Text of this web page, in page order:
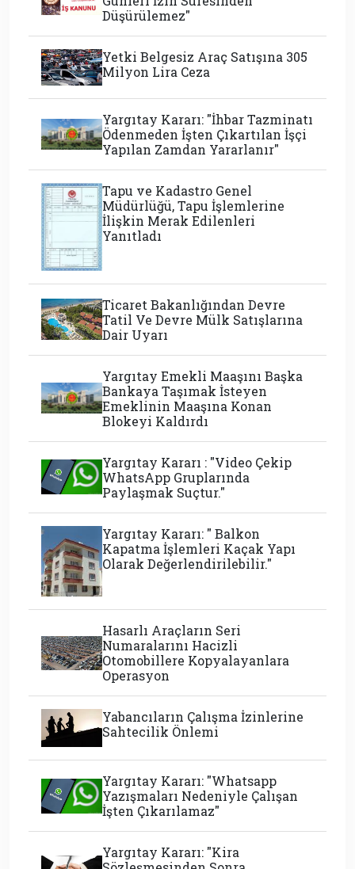
Düşürülemez"
Yetki Belgesiz Araç Satışına 305
Milyon Lira Ceza
Yargıtay Kararı: "İhbar Tazminatı
Ödenmeden İşten Çıkartılan İşçi
Yapılan Zamdan Yararlanır"
Tapu ve Kadastro Genel
Müdürlüğü, Tapu İşlemlerine
İlişkin Merak Edilenleri
Yanıtladı
Ticaret Bakanlığından Devre
Tatil Ve Devre Mülk Satışlarına
Dair Uyarı
Yargıtay Emekli Maaşını Başka
Bankaya Taşımak İsteyen
Emeklinin Maaşına Konan
Blokeyi Kaldırdı
Yargıtay Kararı : "Video Çekip
WhatsApp Gruplarında
Paylaşmak Suçtur."
Yargıtay Kararı: " Balkon
Kapatma İşlemleri Kaçak Yapı
Olarak Değerlendirilebilir."
Hasarlı Araçların Seri
Numaralarını Hacizli
Otomobillere Kopyalayanlara
Operasyon
Yabancıların Çalışma İzinlerine
Sahtecilik Önlemi
Yargıtay Kararı: "Whatsapp
Yazışmaları Nedeniyle Çalışan
İşten Çıkarılamaz"
Yargıtay Kararı: "Kira